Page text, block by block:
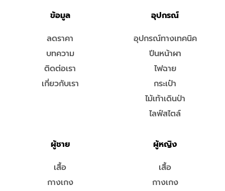
ข้อมูล
ลดราคา
บทความ
ติดต่อเรา
เกี่ยวกับเรา
อุปกรณ์
อุปกรณ์ทางเทคนิค
ปีนหน้าผา
ไฟฉาย
กระเป๋า
ไม้เท้าเดินป่า
ไลฟ์สไตล์
ผู้ชาย
เสื้อ
กางเกง
ผู้หญิง
เสื้อ
กางเกง